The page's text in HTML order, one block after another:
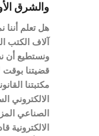
والشرق
هل تعلم أننا
آلاف الكتب
ونستطيع أن
قضيتنا بوقت
مكتبتنا
الالكتروني
الصناعي
الالكترونية